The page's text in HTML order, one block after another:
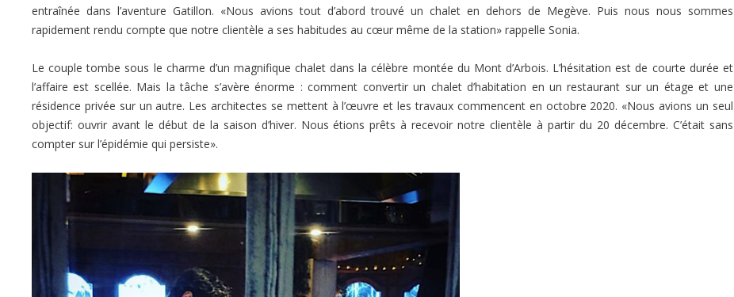
entraînée dans l’aventure Gatillon. «Nous avions tout d’abord trouvé un chalet en dehors de Megève. Puis nous nous sommes
rapidement rendu compte que notre clientèle a ses habitudes au cœur même de la station» rappelle Sonia.
Le couple tombe sous le charme d’un magnifique chalet dans la célèbre montée du Mont d’Arbois. L’hésitation est de courte durée et
l’affaire est scellée. Mais la tâche s’avère énorme : comment convertir un chalet d’habitation en un restaurant sur un étage et une
résidence privée sur un autre. Les architectes se mettent à l’œuvre et les travaux commencent en octobre 2020. «Nous avions un seul
objectif: ouvrir avant le début de la saison d’hiver. Nous étions prêts à recevoir notre clientèle à partir du 20 décembre. C’était sans
compter sur l’épidémie qui persiste».